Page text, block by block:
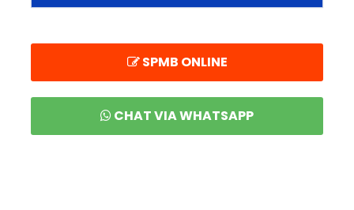
SPMB ONLINE
CHAT VIA WHATSAPP